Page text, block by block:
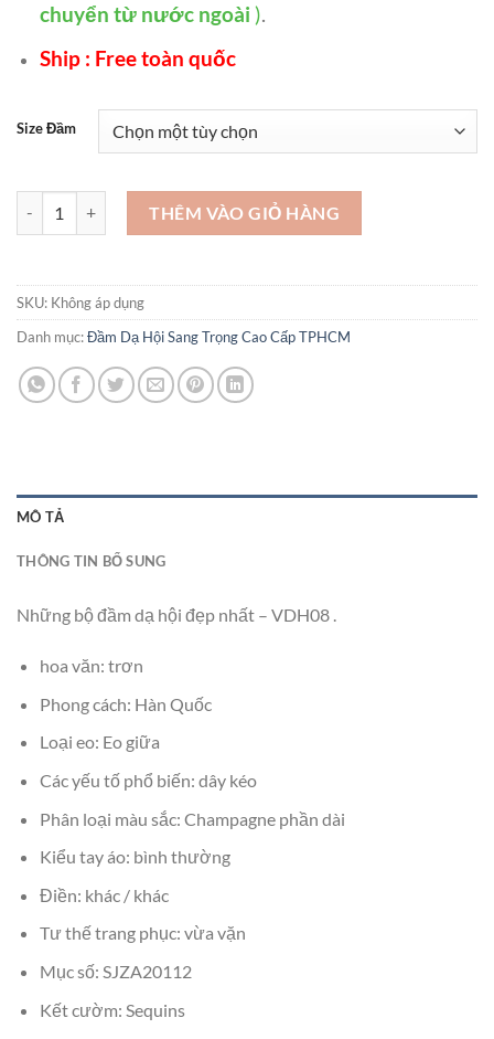
chuyển từ nước ngoài ).
Ship : Free toàn quốc
Size Đầm
Những bộ đầm dạ hội đẹp nhất - VDH08 số lượng
THÊM VÀO GIỎ HÀNG
SKU: Không áp dụng
Danh mục:Đầm Dạ Hội Sang Trọng Cao Cấp TPHCM
MÔ TẢ
THÔNG TIN BỔ SUNG
Những bộ đầm dạ hội đẹp nhất – VDH08 .
hoa văn: trơn
Phong cách: Hàn Quốc
Loại eo: Eo giữa
Các yếu tố phổ biến: dây kéo
Phân loại màu sắc: Champagne phần dài
Kiểu tay áo: bình thường
Điền: khác / khác
Tư thế trang phục: vừa vặn
Mục số: SJZA20112
Kết cườm: Sequins